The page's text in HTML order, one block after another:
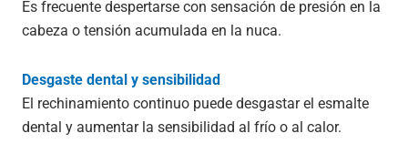
Es frecuente despertarse con sensación de presión en la
cabeza o tensión acumulada en la nuca.
Desgaste dental y sensibilidad
El rechinamiento continuo puede desgastar el esmalte
dental y aumentar la sensibilidad al frío o al calor.